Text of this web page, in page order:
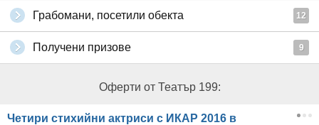
Грабомани, посетили обекта 12
Получени призове 9
Оферти от Театър 199:
Четири стихийни актриси с ИКАР 2016 в